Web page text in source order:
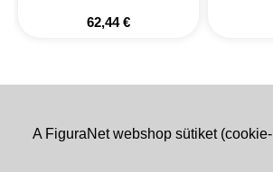
62,44€
A FiguraNet webshop sütiket